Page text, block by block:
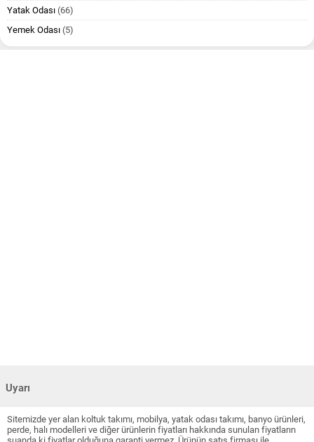
Yatak Odası (66)
Yemek Odası (5)
Uyarı
Sitemizde yer alan koltuk takımı, mobilya, yatak odası takımı, banyo ürünleri,
perde, halı modelleri ve diğer ürünlerin fiyatları hakkında sunulan fiyatların